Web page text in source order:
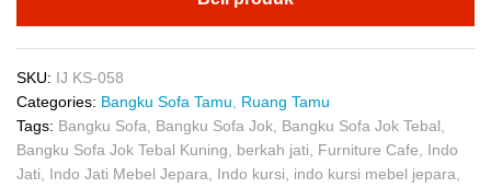
SKU: IJ KS-058
Categories: Bangku Sofa Tamu
Ruang Tamu
Tags: Bangku Sofa Bangku Sofa Jok Bangku Sofa Jok Tebal
Bangku Sofa Jok Tebal Kuning
berkah jati Furniture Cafe
Indo
Jati
Indo Jati Mebel Jepara Indo kursi indo kursi mebel jepara